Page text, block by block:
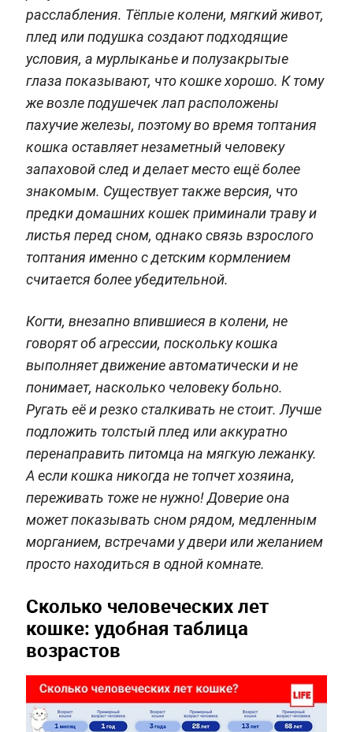
расслабления. Тёплые колени, мягкий живот,
плед или подушка создают подходящие
условия, а мурлыканье и полузакрытые
глаза показывают, что кошке хорошо. К тому
же возле подушечек лап расположены
пахучие железы, поэтому во время топтания
кошка оставляет незаметный человеку
запаховой след и делает место ещё более
знакомым. Существует также версия, что
предки домашних кошек приминали траву и
листья перед сном, однако связь взрослого
топтания именно с детским кормлением
считается более убедительной.
Когти, внезапно впившиеся в колени, не
говорят об агрессии, поскольку кошка
выполняет движение автоматически и не
понимает, насколько человеку больно.
Ругать её и резко сталкивать не стоит. Лучше
подложить толстый плед или аккуратно
перенаправить питомца на мягкую лежанку.
А если кошка никогда не топчет хозяина,
переживать тоже не нужно! Доверие она
может показывать сном рядом, медленным
морганием, встречами у двери или желанием
просто находиться в одной комнате.
Сколько человеческих лет
кошке: удобная таблица
возрастов